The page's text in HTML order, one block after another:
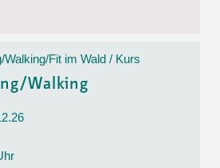
Walking/Fit im Wald / Kurs
Walking